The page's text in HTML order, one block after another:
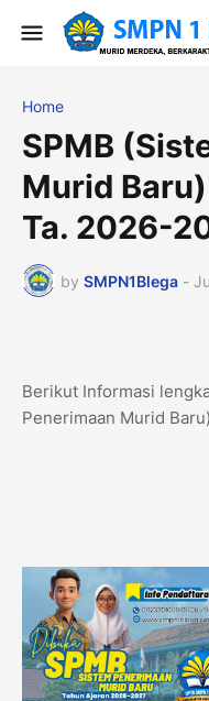
Home
SPMB
Murid Baru)
Ta. 2026-
by SMPN1Blega -
Berikut Informasi
Penerimaan Murid